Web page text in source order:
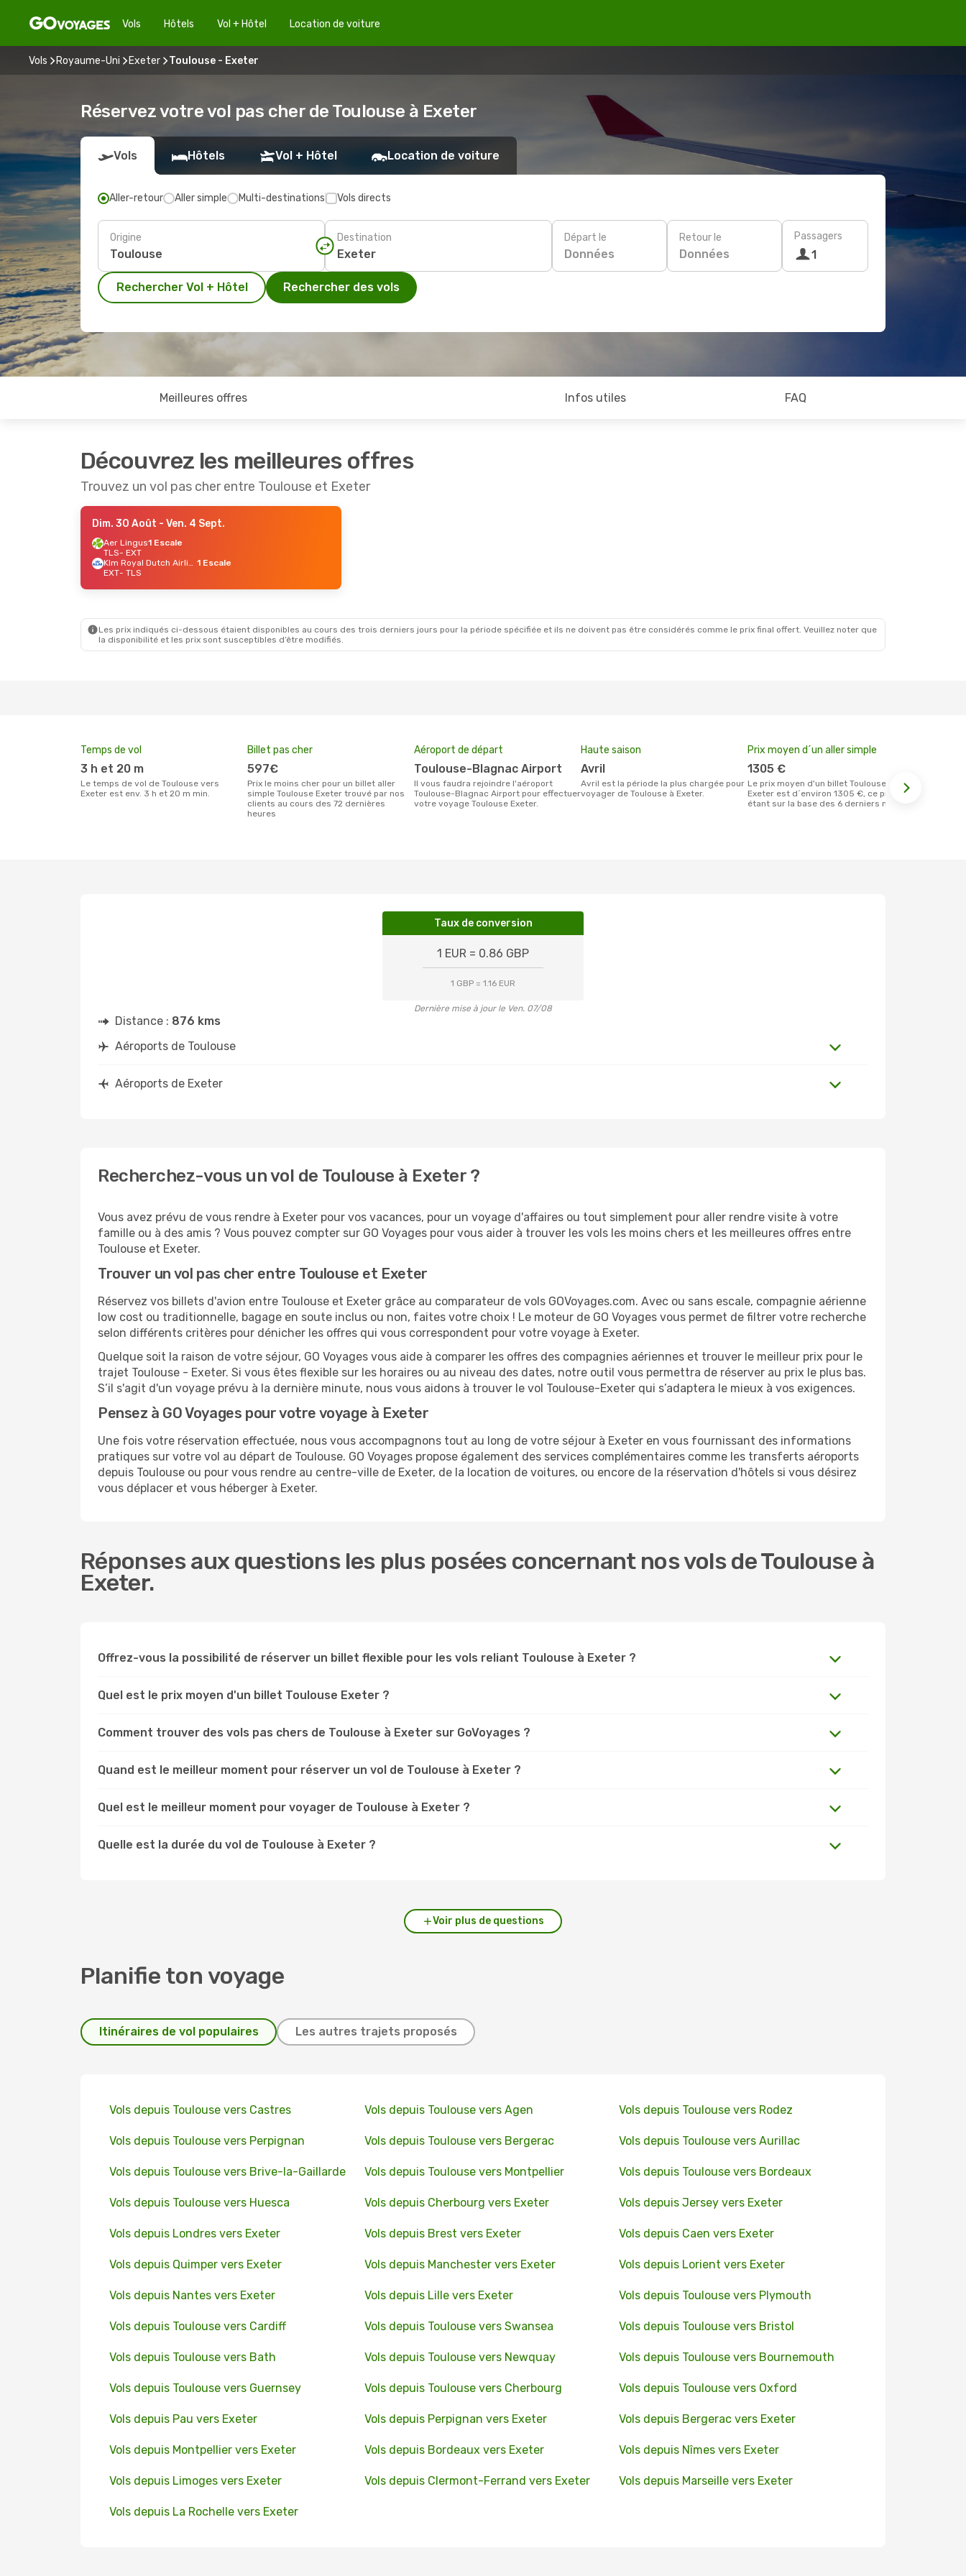
Vols Hôtels Vol + Hôtel Location de voiture
Vols Royaume-Uni Exeter Toulouse - Exeter
Réservez votre vol pas cher de Toulouse à Exeter
Vols Hôtels Vol + Hôtel Location de voiture
Aller-retour Aller simple Multi-destinations Vols directs
Origine Destination Départ le
Données
Retour le
Données
Passagers
1
Rechercher Vol + Hôtel Rechercher des vols
Meilleures offres Infos utiles FAQ
Découvrez les meilleures offres
Trouvez un vol pas cher entre Toulouse et Exeter
Dim. 30 Août - Ven. 4 Sept.
Aer Lingus1 Escale
TLS- EXT
Klm Royal Dutch Airlines 1 Escale
EXT- TLS
Les prix indiqués ci-dessous étaient disponibles au cours des trois derniers jours pour la période spécifiée et ils ne doivent pas être considérés comme le prix final offert. Veuillez noter que
la disponibilité et les prix sont susceptibles d’être modifiés.
Temps de vol
3 h et 20 m
Le temps de vol de Toulouse vers
Exeter est env. 3 h et 20 m min.
Billet pas cher
597€
Prix le moins cher pour un billet aller
simple Toulouse Exeter trouvé par nos
clients au cours des 72 dernières
heures
Aéroport de départ
Toulouse-Blagnac Airport
Il vous faudra rejoindre l'aéroport
Toulouse-Blagnac Airport pour effectuer
votre voyage Toulouse Exeter.
Haute saison
avril
avril est la période la plus chargée pour
voyager de Toulouse à Exeter.
Prix moyen d´un aller simple
1305 €
Le prix moyen d'un billet Toulouse
Exeter est d´environ 1305 €, ce prix
étant sur la base des 6 derniers mois.
Taux de conversion
1 EUR = 0.86 GBP
1 GBP = 1.16 EUR
Dernière mise à jour le Ven. 07/08
Distance : 876 kms
Aéroports de Toulouse
Aéroports de Exeter
Recherchez-vous un vol de Toulouse à Exeter ?
Vous avez prévu de vous rendre à Exeter pour vos vacances, pour un voyage d'affaires ou tout simplement pour aller rendre visite à votre
famille ou à des amis ? Vous pouvez compter sur GO Voyages pour vous aider à trouver les vols les moins chers et les meilleures offres entre
Toulouse et Exeter.
Trouver un vol pas cher entre Toulouse et Exeter
Réservez vos billets d'avion entre Toulouse et Exeter grâce au comparateur de vols GOVoyages.com. Avec ou sans escale, compagnie aérienne
low cost ou traditionnelle, bagage en soute inclus ou non, faites votre choix ! Le moteur de GO Voyages vous permet de filtrer votre recherche
selon différents critères pour dénicher les offres qui vous correspondent pour votre voyage à Exeter.
Quelque soit la raison de votre séjour, GO Voyages vous aide à comparer les offres des compagnies aériennes et trouver le meilleur prix pour le
trajet Toulouse - Exeter. Si vous êtes flexible sur les horaires ou au niveau des dates, notre outil vous permettra de réserver au prix le plus bas.
S’il s'agit d'un voyage prévu à la dernière minute, nous vous aidons à trouver le vol Toulouse-Exeter qui s’adaptera le mieux à vos exigences.
Pensez à GO Voyages pour votre voyage à Exeter
Une fois votre réservation effectuée, nous vous accompagnons tout au long de votre séjour à Exeter en vous fournissant des informations
pratiques sur votre vol au départ de Toulouse. GO Voyages propose également des services complémentaires comme les transferts aéroports
depuis Toulouse ou pour vous rendre au centre-ville de Exeter, de la location de voitures, ou encore de la réservation d'hôtels si vous désirez
vous déplacer et vous héberger à Exeter.
Réponses aux questions les plus posées concernant nos vols de Toulouse à
Exeter.
Offrez-vous la possibilité de réserver un billet flexible pour les vols reliant Toulouse à Exeter ?
Quel est le prix moyen d'un billet Toulouse Exeter ?
Comment trouver des vols pas chers de Toulouse à Exeter sur GoVoyages ?
Quand est le meilleur moment pour réserver un vol de Toulouse à Exeter ?
Quel est le meilleur moment pour voyager de Toulouse à Exeter ?
Quelle est la durée du vol de Toulouse à Exeter ?
Voir plus de questions
Planifie ton voyage
Itinéraires de vol populaires Les autres trajets proposés
Vols depuis Toulouse vers Castres Vols depuis Toulouse vers Agen Vols depuis Toulouse vers Rodez
Vols depuis Toulouse vers Perpignan Vols depuis Toulouse vers Bergerac Vols depuis Toulouse vers Aurillac
Vols depuis Toulouse vers Brive-la-Gaillarde Vols depuis Toulouse vers Montpellier Vols depuis Toulouse vers Bordeaux
Vols depuis Toulouse vers Huesca Vols depuis Cherbourg vers Exeter Vols depuis Jersey vers Exeter
Vols depuis Londres vers Exeter Vols depuis Brest vers Exeter Vols depuis Caen vers Exeter
Vols depuis Quimper vers Exeter Vols depuis Manchester vers Exeter Vols depuis Lorient vers Exeter
Vols depuis Nantes vers Exeter Vols depuis Lille vers Exeter Vols depuis Toulouse vers Plymouth
Vols depuis Toulouse vers Cardiff Vols depuis Toulouse vers Swansea Vols depuis Toulouse vers Bristol
Vols depuis Toulouse vers Bath Vols depuis Toulouse vers Newquay Vols depuis Toulouse vers Bournemouth
Vols depuis Toulouse vers Guernsey Vols depuis Toulouse vers Cherbourg Vols depuis Toulouse vers Oxford
Vols depuis Pau vers Exeter Vols depuis Perpignan vers Exeter Vols depuis Bergerac vers Exeter
Vols depuis Montpellier vers Exeter Vols depuis Bordeaux vers Exeter Vols depuis Nîmes vers Exeter
Vols depuis Limoges vers Exeter Vols depuis Clermont-Ferrand vers Exeter Vols depuis Marseille vers Exeter
Vols depuis La Rochelle vers Exeter